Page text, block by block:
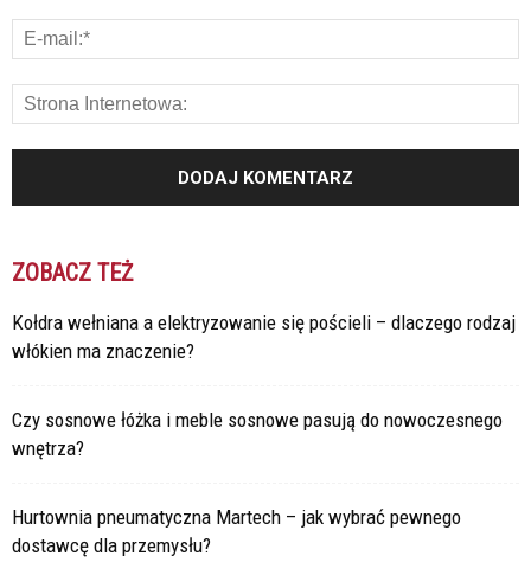
ZOBACZ TEŻ
Kołdra wełniana a elektryzowanie się pościeli – dlaczego rodzaj
włókien ma znaczenie?
Czy sosnowe łóżka i meble sosnowe pasują do nowoczesnego
wnętrza?
Hurtownia pneumatyczna Martech – jak wybrać pewnego
dostawcę dla przemysłu?